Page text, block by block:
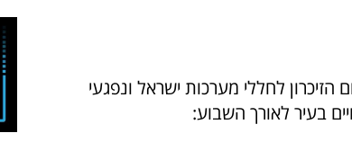
הזיכרון לחללי מערכות ישראל ונפגעי
בעיר לאורך השבוע: